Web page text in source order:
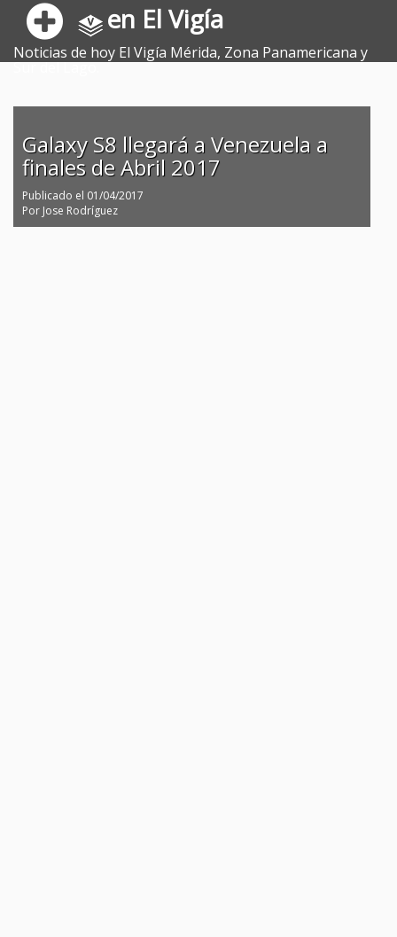
en El Vigía
Noticias de hoy El Vigía Mérida, Zona Panamericana y
Sur del Lago.
Galaxy S8 llegará a Venezuela a
finales de Abril 2017
Publicado el 01/04/2017
Por Jose Rodríguez